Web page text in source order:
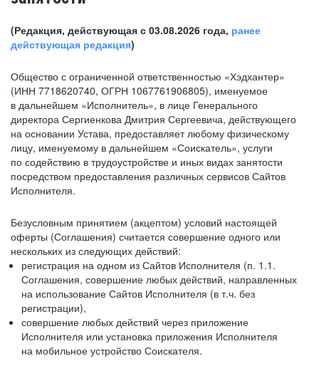
(Редакция, действующая с 03.08.2026 года, ранее
действующая редакция)
Общество с ограниченной ответственностью «Хэдхантер»
(ИНН 7718620740, ОГРН 1067761906805), именуемое
в дальнейшем «Исполнитель», в лице Генерального
директора Сергиенкова Дмитрия Сергеевича, действующего
на основании Устава, предоставляет любому физическому
лицу, именуемому в дальнейшем «Соискатель», услуги
по содействию в трудоустройстве и иных видах занятости
посредством предоставления различных сервисов Сайтов
Исполнителя.
Безусловным принятием (акцептом) условий настоящей
оферты (Соглашения) считается совершение одного или
нескольких из следующих действий:
регистрация на одном из Сайтов Исполнителя (п. 1.1.
Соглашения, совершение любых действий, направленных
на использование Сайтов Исполнителя (в т.ч. без
регистрации),
совершение любых действий через приложение
Исполнителя или установка приложения Исполнителя
на мобильное устройство Соискателя.